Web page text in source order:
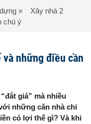
» Xây nhà 2
chú ý
những điều cần
giá” mà nhiều
những căn nhà chỉ
có lợi thế gì? Và khi